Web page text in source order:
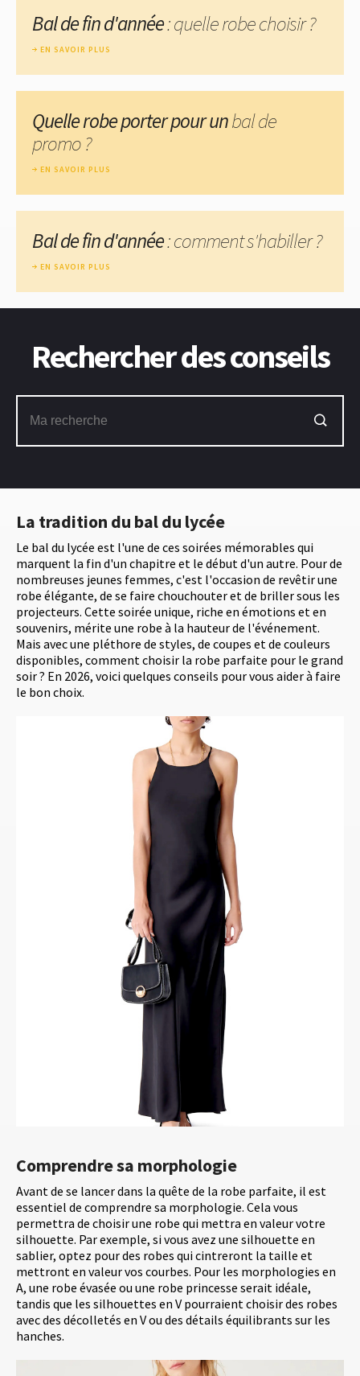
La tradition du bal du lycée
Le bal du lycée est l'une de ces soirées mémorables qui
marquent la fin d'un chapitre et le début d'un autre. Pour de
nombreuses jeunes femmes, c'est l'occasion de revêtir une
robe élégante, de se faire chouchouter et de briller sous les
projecteurs. Cette soirée unique, riche en émotions et en
souvenirs, mérite une robe à la hauteur de l'événement.
Mais avec une pléthore de styles, de coupes et de couleurs
disponibles, comment choisir la robe parfaite pour le grand
soir ? En 2026, voici quelques conseils pour vous aider à faire
le bon choix.
Comprendre sa morphologie
Avant de se lancer dans la quête de la robe parfaite, il est
essentiel de comprendre sa morphologie. Cela vous
permettra de choisir une robe qui mettra en valeur votre
silhouette. Par exemple, si vous avez une silhouette en
sablier, optez pour des robes qui cintreront la taille et
mettront en valeur vos courbes. Pour les morphologies en
A, une robe évasée ou une robe princesse serait idéale,
tandis que les silhouettes en V pourraient choisir des robes
avec des décolletés en V ou des détails équilibrants sur les
hanches.
Bal de fin d'année: quelle robe choisir ?
EN SAVOIR PLUS
Quelle robe porter pour unbal de
promo ?
EN SAVOIR PLUS
Bal de fin d'année: comment s'habiller ?
EN SAVOIR PLUS
Rechercher des conseils